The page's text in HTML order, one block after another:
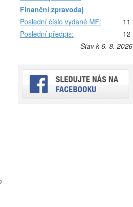
Finanční zpravodaj
Poslední číslo vydané MF:
11
Poslední předpis:
12
Stav k 6. 8. 2026